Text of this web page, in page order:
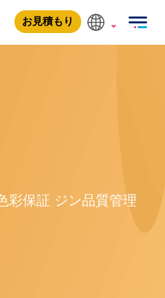
お見積もり
彩保証 ジン品質管理